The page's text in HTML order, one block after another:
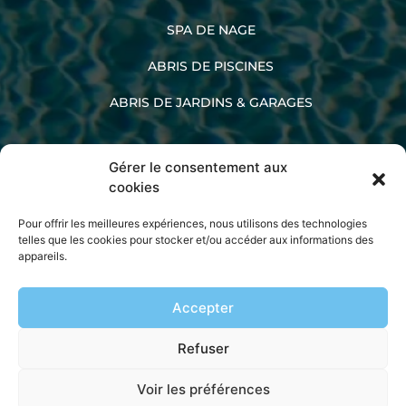
Gérer le consentement aux
cookies
Pour offrir les meilleures expériences, nous utilisons des technologies
telles que les cookies pour stocker et/ou accéder aux informations des
appareils.
Accepter
Refuser
Voir les préférences
SPA DE NAGE
ABRIS DE PISCINES
ABRIS DE JARDINS & GARAGES
02 33 60 47 45
Mentions légales
Politique de confidentialité